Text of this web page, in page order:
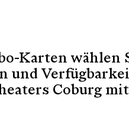
Karten
und
Coburg